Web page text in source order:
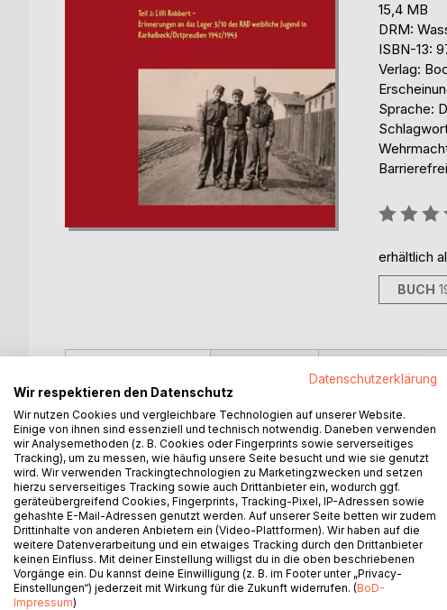
15,4 MB
DRM:
ISBN-13:
Verlag:
Sprache:
erhältlich
BUCH
Es hat mich ganz besonders gefreut, dass ich dieses
private Erinnerungen an Jugend und Krieg von 2
Teil 1: Der Nachlass von Ulrich K. beinhaltet Fotos,
Januar bis August 1945. Seine Dienststationen waren
Abteilung 662 in Berlin mit den Standorten Messeberg
Batterien in Seddin und Mahlsdorf. Es folgte der RAD-
Wolfau/Niederschlesien. Die Grundausbildung erfolgte
Ersatz- und Ausbildungs-Abteilung (mot.) 75, nach
Oderfront und Rückzugskämpfe durch den Kessel von
Datenschutzerklärung
Wir respektieren den Datenschutz
Wir nutzen Cookies und vergleichbare Technologien auf unserer Website.
Einige von ihnen sind essenziell und technisch notwendig. Daneben verwenden
wir Analysemethoden (z. B. Cookies oder Fingerprints sowie serverseitiges
Tracking), um zu messen, wie häufig unsere Seite besucht und wie sie genutzt
wird. Wir verwenden Trackingtechnologien zu Marketingzwecken und setzen
hierzu serverseitiges Tracking sowie auch Drittanbieter ein, wodurch ggf.
geräteübergreifend Cookies, Fingerprints, Tracking-Pixel, IP-Adressen sowie
gehashte E-Mail-Adressen genutzt werden. Auf unserer Seite betten wir zudem
Drittinhalte von anderen Anbietern ein (Video-Plattformen). Wir haben auf die
weitere Datenverarbeitung und ein etwaiges Tracking durch den Drittanbieter
keinen Einfluss. Mit deiner Einstellung willigst du in die oben beschriebenen
Vorgänge ein. Du kannst deine Einwilligung (z. B. im Footer unter „Privacy-
Einstellungen“) jederzeit mit Wirkung für die Zukunft widerrufen. (BoD-
Impressum)